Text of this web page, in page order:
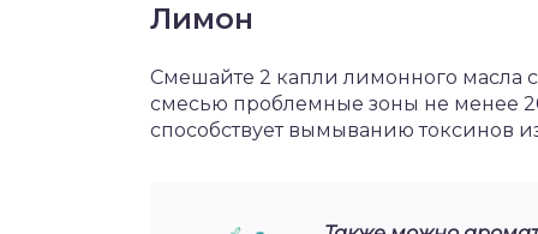
Лимон
Смешайте 2 капли лимонного масла
смесью проблемные зоны не менее
способствует вымыванию токсинов